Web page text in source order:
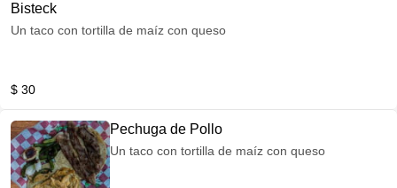
Bisteck
Un taco con tortilla de maíz con queso
$ 30
Pechuga de Pollo
Un taco con tortilla de maíz con queso